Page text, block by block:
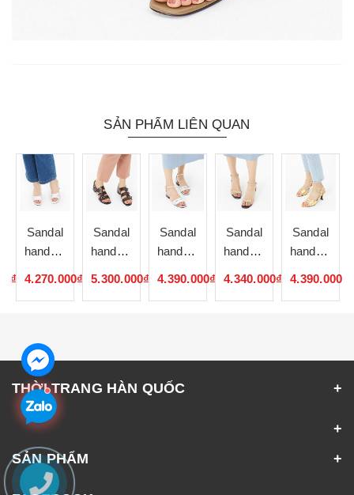
SẢN PHẨM LIÊN QUAN
Sandal
handmade
4.270.000₫
Sandal
handmade
5.300.000₫
Sandal
handmade
4.390.000₫
Sandal
handmade
4.340.000₫
Sandal
handmade
4.390.000₫
THỜI TRANG HÀN QUỐC
SẢN PHẨM